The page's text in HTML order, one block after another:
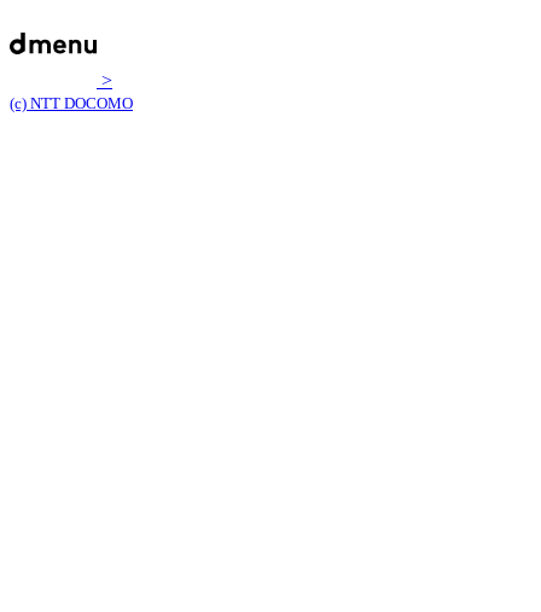
>
(c) NTT DOCOMO